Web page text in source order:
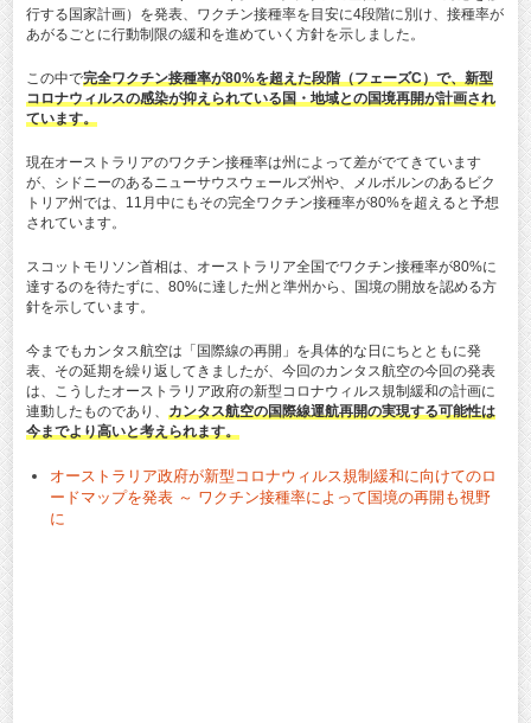
行する国家計画）を発表、ワクチン接種率を目安に4段階に別け、接種率が
あがるごとに行動制限の緩和を進めていく方針を示しました。
この中で完全ワクチン接種率が80%を超えた段階（フェーズC）で、新型
コロナウィルスの感染が抑えられている国・地域との国境再開が計画され
ています。
現在オーストラリアのワクチン接種率は州によって差がでてきています
が、シドニーのあるニューサウスウェールズ州や、メルボルンのあるビク
トリア州では、11月中にもその完全ワクチン接種率が80%を超えると予想
されています。
スコットモリソン首相は、オーストラリア全国でワクチン接種率が80%に
達するのを待たずに、80%に達した州と準州から、国境の開放を認める方
針を示しています。
今までもカンタス航空は「国際線の再開」を具体的な日にちとともに発
表、その延期を繰り返してきましたが、今回のカンタス航空の今回の発表
は、こうしたオーストラリア政府の新型コロナウィルス規制緩和の計画に
連動したものであり、 カンタス航空の国際線運航再開の実現する可能性は
今までより高いと考えられます。
オーストラリア政府が新型コロナウィルス規制緩和に向けてのロ
ードマップを発表 ～ ワクチン接種率によって国境の再開も視野
に